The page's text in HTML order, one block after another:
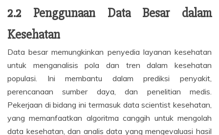
2.2 Penggunaan Data Besar dalam
Kesehatan
Data besar memungkinkan penyedia layanan kesehatan
untuk menganalisis pola dan tren dalam kesehatan
populasi. Ini membantu dalam prediksi penyakit,
perencanaan sumber daya, dan penelitian medis.
Pekerjaan di bidang ini termasuk data scientist kesehatan,
yang memanfaatkan algoritma canggih untuk mengolah
data kesehatan, dan analis data yang mengevaluasi hasil